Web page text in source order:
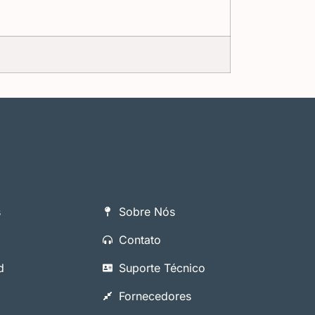
Sobre Nós
Contato
Suporte Técnico
Fornecedores